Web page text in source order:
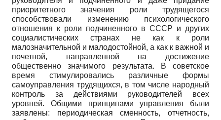
приоритетного значения роли трудящегося
способствовали изменению психологического
отношения к роли подчиненного в СССР и других
социалистических странах не как к роли
малозначительной и малодостойной, а как к важной и
почетной, направленной на достижение
общественно значимого результата. В советское
время стимулировались различные формы
самоуправления трудящихся, в том числе народный
контроль за действиями руководителей всех
уровней. Общими принципами управления были
заявлены: периодическая сменность, отчетность,